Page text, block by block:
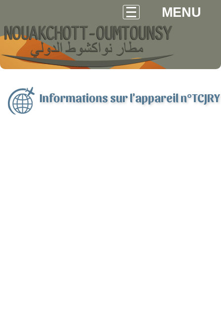
MENU
Informations sur l'appareil n°TCJRY